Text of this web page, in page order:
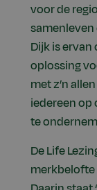
voor de
samenleven
Dijk is
oplossing
met z’n
iedereen op
te
De Life
merkbelofte